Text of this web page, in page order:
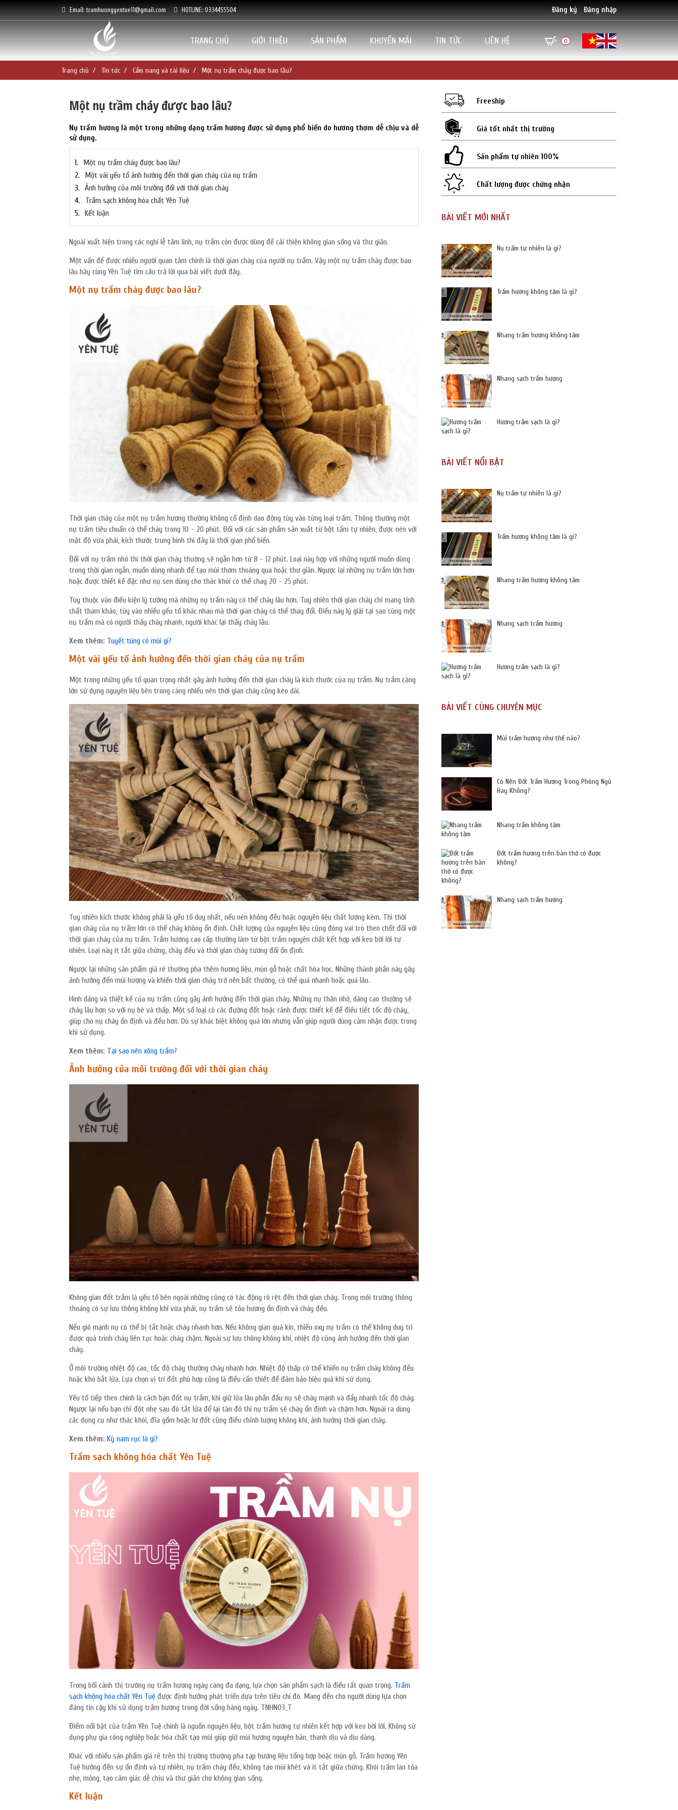
Email: tramhuongyentue11@gmail.com HOTLINE: 0334455504 Đăng ký Đăng nhập
TRANG CHỦ GIỚI THIỆU SẢN PHẨM KHUYẾN MÃI TIN TỨC LIÊN HỆ 0
Trang chủ Tin tức Cẩm nang và tài liệu Một nụ trầm cháy được bao lâu?
Một nụ trầm cháy được bao lâu?
Nụ trầm hương là một trong những dạng trầm hương được sử dụng phổ biến do hương thơm dễ chịu và dễ
sử dụng.
Một nụ trầm cháy được bao lâu?
Một vài yếu tố ảnh hưởng đến thời gian cháy của nụ trầm
Ảnh hưởng của môi trường đối với thời gian cháy
Trầm sạch không hóa chất Yên Tuệ
Kết luận
Ngoài xuất hiện trong các nghi lễ tâm linh, nụ trầm còn được dùng để cải thiện không gian sống và thư giãn.
Một vấn đề được nhiều người quan tâm chính là thời gian cháy của người nụ trầm. Vậy một nụ trầm cháy được bao
lâu hãy cùng Yên Tuệ tìm câu trả lời qua bài viết dưới đây.
Một nụ trầm cháy được bao lâu?
Thời gian cháy của một nụ trầm hương thường không cố định dao động tùy vào từng loại trầm. Thông thường một
nụ trầm tiêu chuẩn có thể cháy trong 10 - 20 phút. Đối với các sản phẩm sản xuất từ bột tầm tự nhiên, được nén với
mật độ vừa phải, kích thước trung bình thì đây là thời gian phổ biến.
Đối với nụ trầm nhỏ thì thời gian cháy thường sẽ ngắn hơn từ 8 - 12 phút. Loại này hợp với những người muốn dùng
trong thời gian ngắn, muốn dùng nhanh để tạo mùi thơm thoáng qua hoặc thư giãn. Ngược lại những nụ trầm lớn hơn
hoặc được thiết kế đặc như nụ sen dùng cho thác khói có thể chay 20 - 25 phút.
Tùy thuộc vào điều kiện lý tưởng mà những nụ trầm này có thể cháy lâu hơn. Tuy nhiên thời gian cháy chỉ mang tính
chất tham khảo, tùy vào nhiều yếu tố khác nhau mà thời gian cháy có thể thay đổi. Điều này lý giải tại sao cùng một
nụ trầm mà có người thấy cháy nhanh, người khác lại thấy cháy lâu.
Xem thêm: Tuyết tùng có mùi gì?
Một vài yếu tố ảnh hưởng đến thời gian cháy của nụ trầm
Một trong những yếu tố quan trọng nhất gây ảnh hưởng đến thời gian cháy là kích thước của nụ trầm. Nụ trầm càng
lớn sử dụng nguyên liệu bên trong càng nhiều nên thời gian cháy cũng kéo dài.
Tuy nhiên kích thước không phải là yếu tố duy nhất, nếu nén không đều hoặc nguyên liệu chất lượng kém. Thì thời
gian cháy của nụ trầm lớn có thể cháy không ổn định. Chất lượng của nguyên liệu cũng đóng vai trò then chốt đối với
thời gian cháy của nụ trầm. Trầm hương cao cấp thường làm từ bột trầm nguyên chất kết hợp với keo bời lời tự
nhiên. Loại này ít tắt giữa chừng, cháy đều và thời gian cháy tương đối ổn định.
Ngược lại những sản phẩm giá rẻ thường pha thêm hương liệu, mùn gỗ hoặc chất hóa học. Những thành phần này gây
ảnh hưởng đến mùi hương và khiến thời gian cháy trở nên bất thường, có thể quá nhanh hoặc quá lâu.
Hình dáng và thiết kế của nụ trầm cũng gây ảnh hưởng đến thời gian cháy. Những nụ thân nhỏ, dáng cao thường sẽ
cháy lâu hơn so với nụ bè và thấp. Một số loại có các đường đốt hoặc rãnh được thiết kế để điều tiết tốc độ cháy,
giúp cho nụ cháy ổn định và đều hơn. Dù sự khác biệt không quá lớn nhưng vẫn giúp người dùng cảm nhận được trong
khi sử dụng.
Xem thêm: Tại sao nên xông trầm?
Ảnh hưởng của môi trường đối với thời gian cháy
Không gian đốt trầm là yếu tố bên ngoài những cũng có tác động rõ rệt đến thời gian cháy. Trong môi trường thông
thoáng có sự lưu thông không khí vừa phải, nụ trầm sẽ tỏa hương ổn định và cháy đều.
Nếu gió mạnh nụ có thể bị tắt hoặc cháy nhanh hơn. Nếu không gian quá kín, thiếu oxy nụ trầm có thể không duy trì
được quá trình cháy liên tục hoặc cháy chậm. Ngoài sự lưu thông không khí, nhiệt độ cũng ảnh hưởng đến thời gian
cháy.
Ở môi trường nhiệt độ cao, tốc độ cháy thường cháy nhanh hơn. Nhiệt độ thấp có thể khiến nụ trầm cháy không đều
hoặc khó bắt lửa. Lựa chọn vị trí đốt phù hợp cũng là điều cần thiết để đảm bảo hiệu quả khi sử dụng.
Yếu tố tiếp theo chính là cách bạn đốt nụ trầm, khi giữ lửa lâu phần đầu nụ sẽ cháy mạnh và đẩy nhanh tốc độ cháy.
Ngược lại nếu bạn chỉ đột nhẹ sau đó tắt lửa để lại tàn đỏ thì nụ trầm sẽ cháy ổn định và chậm hơn. Ngoài ra dùng
các dụng cụ như thác khói, đĩa gốm hoặc lư đốt cũng điều chỉnh lượng không khí, ảnh hưởng thời gian cháy.
Xem thêm: Kỳ nam rục là gì?
Trầm sạch không hóa chất Yên Tuệ
Trong bối cảnh thị trường nụ trầm hương ngày càng đa dạng, lựa chọn sản phẩm sạch là điều rất quan trọng. Trầm
sạch không hóa chất Yên Tuệ được định hướng phát triển dựa trên tiêu chí đó. Mang đến cho người dùng lựa chọn
đáng tin cậy khi sử dụng trầm hương trong đời sống hàng ngày. TNHN03_T
Điểm nổi bật của trầm Yên Tuệ chính là nguồn nguyên liệu, bột trầm hương tự nhiên kết hợp với keo bời lời. Không sử
dụng phụ gia công nghiệp hoặc hóa chất tạo mùi giúp giữ mùi hương nguyên bản, thanh dịu và dịu dàng.
Khác với nhiều sản phẩm giá rẻ trên thị trường thường pha tạp hương liệu tổng hợp hoặc mùn gỗ. Trầm hương Yên
Tuệ hướng đến sự ổn định và tự nhiên, nụ trầm cháy đều, không tạo mùi khét và ít tắt giữa chừng. Khói trầm lan tỏa
nhẹ, mỏng, tạo cảm giác dễ chịu và thư giãn cho không gian sống.
Kết luận
Freeship
Giá tốt nhất thị trường
Sản phẩm tự nhiên 100%
Chất lượng được chứng nhận
BÀI VIẾT MỚI NHẤT
Nụ trầm tự nhiên là gì?
Trầm hương không tăm là gì?
Nhang trầm hương không tăm
Nhang sạch trầm hương
Hương trầm sạch là gì?
BÀI VIẾT NỔI BẬT
Nụ trầm tự nhiên là gì?
Trầm hương không tăm là gì?
Nhang trầm hương không tăm
Nhang sạch trầm hương
Hương trầm sạch là gì?
BÀI VIẾT CÙNG CHUYÊN MỤC
Mùi trầm hương như thế nào?
Có Nên Đốt Trầm Hương Trong Phòng Ngủ
Hay Không?
Nhang trầm không tăm
Đốt trầm hương trên bàn thờ có được
không?
Nhang sạch trầm hương
ĐĂNG KÝ TƯ VẤN MIỄN PHÍ
HOÀN THÀNH